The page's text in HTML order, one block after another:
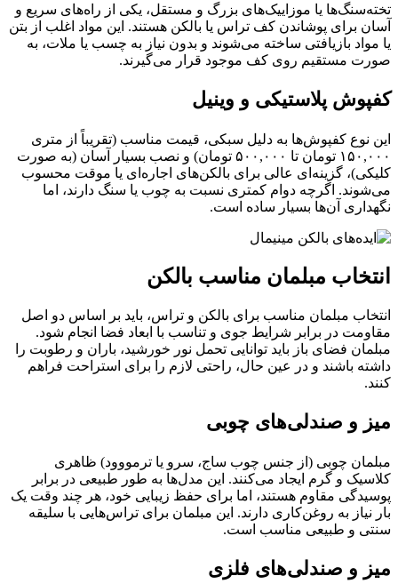
تخته‌سنگ‌ها یا موزاییک‌های بزرگ و مستقل، یکی از راه‌های سریع و
آسان برای پوشاندن کف تراس یا بالکن هستند. این مواد اغلب از بتن
یا مواد بازیافتی ساخته می‌شوند و بدون نیاز به چسب یا ملات، به
صورت مستقیم روی کف موجود قرار می‌گیرند.
کفپوش پلاستیکی و وینیل
این نوع کفپوش‌ها به دلیل سبکی، قیمت مناسب (تقریباً از متری
۱۵۰,۰۰۰ تومان تا ۵۰۰,۰۰۰ تومان) و نصب بسیار آسان (به صورت
کلیکی)، گزینه‌ای عالی برای بالکن‌های اجاره‌ای یا موقت محسوب
می‌شوند. اگرچه دوام کمتری نسبت به چوب یا سنگ دارند، اما
نگهداری آن‌ها بسیار ساده است.
انتخاب مبلمان مناسب بالکن
انتخاب مبلمان مناسب برای بالکن و تراس، باید بر اساس دو اصل
مقاومت در برابر شرایط جوی و تناسب با ابعاد فضا انجام شود.
مبلمان فضای باز باید توانایی تحمل نور خورشید، باران و رطوبت را
داشته باشند و در عین حال، راحتی لازم را برای استراحت فراهم
کنند.
میز و صندلی‌های چوبی
مبلمان چوبی (از جنس چوب ساج، سرو یا ترمووود) ظاهری
کلاسیک و گرم ایجاد می‌کنند. این مدل‌ها به طور طبیعی در برابر
پوسیدگی مقاوم هستند، اما برای حفظ زیبایی خود، هر چند وقت یک
بار نیاز به روغن‌کاری دارند. این مبلمان برای تراس‌هایی با سلیقه
سنتی و طبیعی مناسب است.
میز و صندلی‌های فلزی